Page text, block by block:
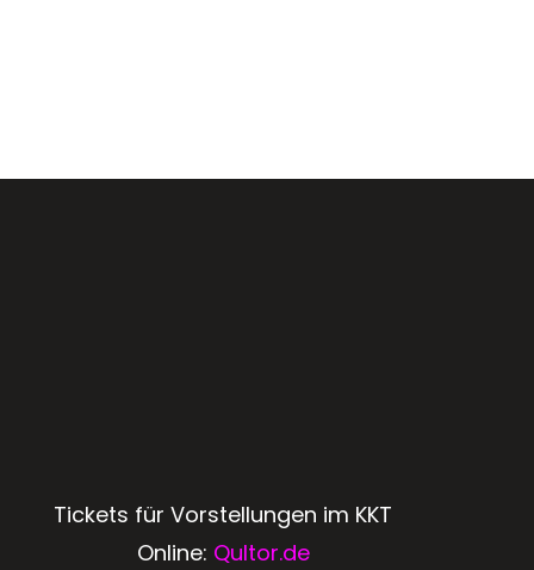
Tickets für Vorstellungen im KKT
Online: Qultor.de